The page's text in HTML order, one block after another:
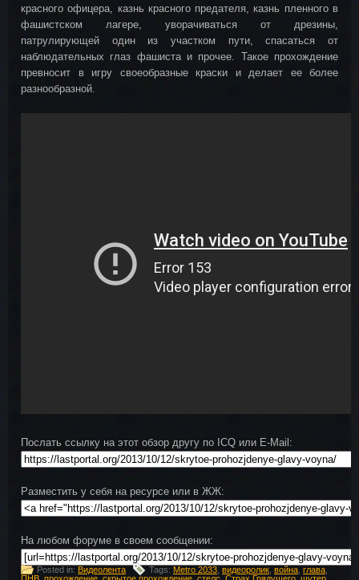
красного офицера, казнь красного предателя, казнь пленного в
фашистском лагере, уворачиваться от дрезины,
патрулирующей один из участком пути, спасаться от
наблюдательных глаз фашиста и прочее. Такое прохождение
превносит в игру своеобразные краски и делает ее более
разнообразной.
Послать ссылку на этот обзор другу по ICQ или E-Mail:
Разместить у себя на ресурсе или в ЖЖ:
На любом форуме в своем сообщении:
Posted in: Видеолента Tags: Metro 2033 видеоролик война глава